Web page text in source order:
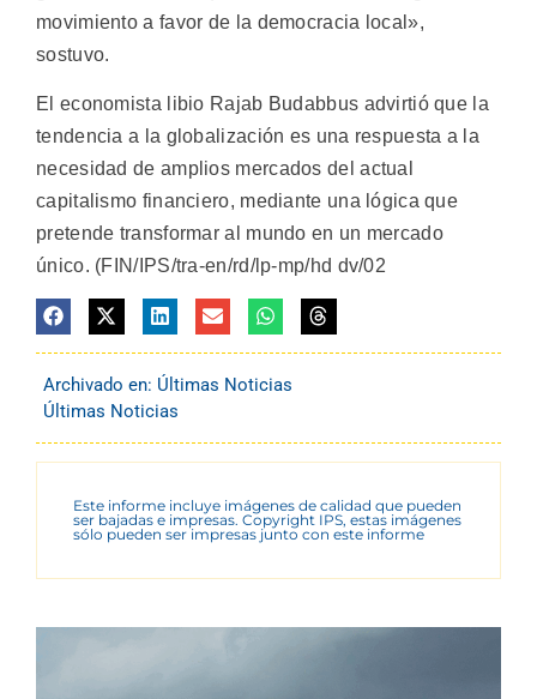
movimiento a favor de la democracia local»,
sostuvo.
El economista libio Rajab Budabbus advirtió que la
tendencia a la globalización es una respuesta a la
necesidad de amplios mercados del actual
capitalismo financiero, mediante una lógica que
pretende transformar al mundo en un mercado
único. (FIN/IPS/tra-en/rd/lp-mp/hd dv/02
Archivado en: Últimas Noticias
Últimas Noticias
Este informe incluye imágenes de calidad que pueden
ser bajadas e impresas. Copyright IPS, estas imágenes
sólo pueden ser impresas junto con este informe